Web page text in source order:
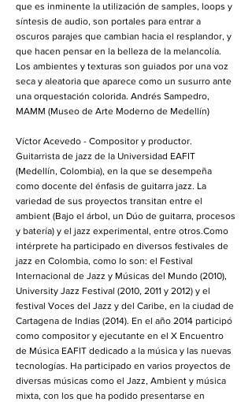
que es inminente la utilización de samples, loops y
síntesis de audio, son portales para entrar a
oscuros parajes que cambian hacia el resplandor, y
que hacen pensar en la belleza de la melancolía.
Los ambientes y texturas son guiados por una voz
seca y aleatoria que aparece como un susurro ante
una orquestación colorida. Andrés Sampedro,
MAMM (Museo de Arte Moderno de Medellín)
Víctor Acevedo - Compositor y productor.
Guitarrista de jazz de la Universidad EAFIT
(Medellín, Colombia), en la que se desempeña
como docente del énfasis de guitarra jazz. La
variedad de sus proyectos transitan entre el
ambient (Bajo el árbol, un Dúo de guitarra, procesos
y batería) y el jazz experimental, entre otros.Como
intérprete ha participado en diversos festivales de
jazz en Colombia, como lo son: el Festival
Internacional de Jazz y Músicas del Mundo (2010),
University Jazz Festival (2010, 2011 y 2012) y el
festival Voces del Jazz y del Caribe, en la ciudad de
Cartagena de Indias (2014). En el año 2014 participó
como compositor y ejecutante en el X Encuentro
de Música EAFIT dedicado a la música y las nuevas
tecnologías. Ha participado en varios proyectos de
diversas músicas como el Jazz, Ambient y música
mixta, con los que ha podido presentarse en